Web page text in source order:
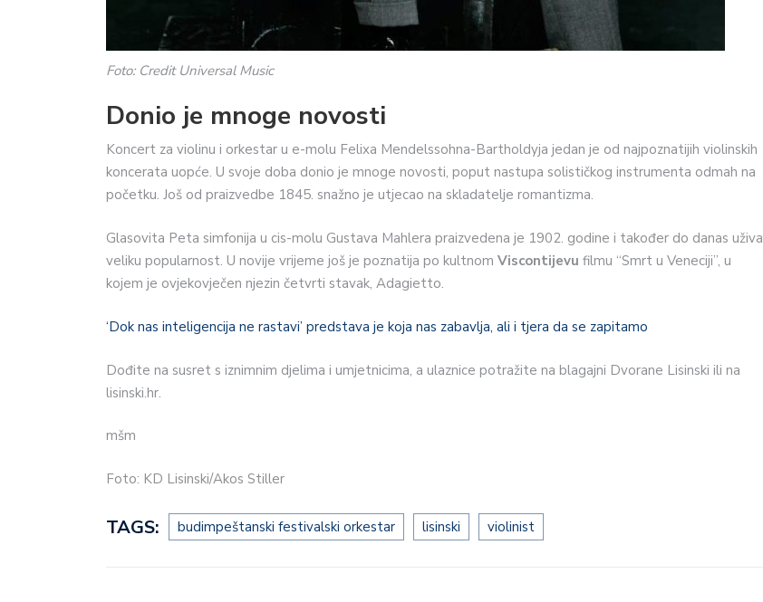
Foto: Credit Universal Music
Donio je mnoge novosti
Koncert za violinu i orkestar u e-molu Felixa Mendelssohna-Bartholdyja jedan je od najpoznatijih violinskih
koncerata uopće. U svoje doba donio je mnoge novosti, poput nastupa solističkog instrumenta odmah na
početku. Još od praizvedbe 1845. snažno je utjecao na skladatelje romantizma.
Glasovita Peta simfonija u cis-molu Gustava Mahlera praizvedena je 1902. godine i također do danas uživa
veliku popularnost. U novije vrijeme još je poznatija po kultnom Viscontijevu filmu “Smrt u Veneciji”, u
kojem je ovjekovječen njezin četvrti stavak, Adagietto.
‘Dok nas inteligencija ne rastavi’ predstava je koja nas zabavlja, ali i tjera da se zapitamo
Dođite na susret s iznimnim djelima i umjetnicima, a ulaznice potražite na blagajni Dvorane Lisinski ili na
lisinski.hr.
mšm
Foto: KD Lisinski/Akos Stiller
TAGS: budimpeštanski festivalski orkestar lisinski violinist